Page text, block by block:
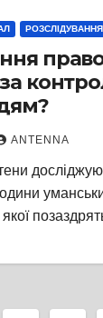
РОЗСЛІДУВАННЯ
ANTENNA